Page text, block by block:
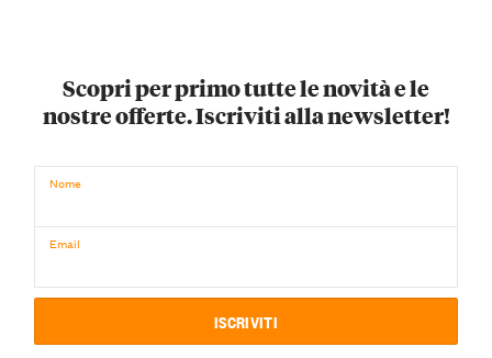
Scopri per primo tutte le novità e le
nostre offerte. Iscriviti alla newsletter!
Nome
Email